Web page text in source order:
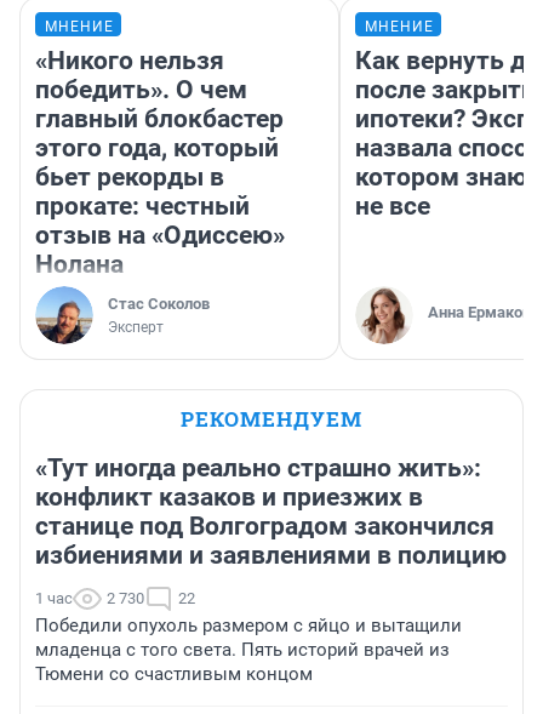
МНЕНИЕ
«Никого нельзя
победить». О чем
главный блокбастер
этого года, который
бьет рекорды в
прокате: честный
отзыв на «Одиссею»
Нолана
Стас Соколов
Эксперт
МНЕНИЕ
Как вернуть
после
ипотеки?
назвала
котором
не все
Анна Ермакова
РЕКОМЕНДУЕМ
«Тут иногда реально страшно жить»:
конфликт казаков и приезжих в
станице под Волгоградом закончился
избиениями и заявлениями в полицию
1 час 2 730 22
Победили опухоль размером с яйцо и вытащили
младенца с того света. Пять историй врачей из
Тюмени со счастливым концом